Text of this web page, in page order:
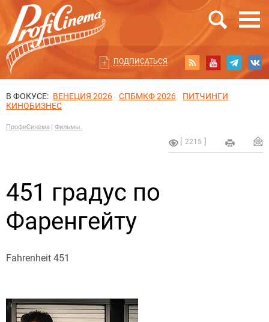
ПОДПИСАТЬСЯ
В ФОКУСЕ: ВЕНЕЦИЯ 2026 СПБМКФ 2026
ПИТЧИНГИ
КИНОБИЗНЕС
ПрофиСинема Фильмы.
2215
451 градус по
Фаренгейту
Fahrenheit 451